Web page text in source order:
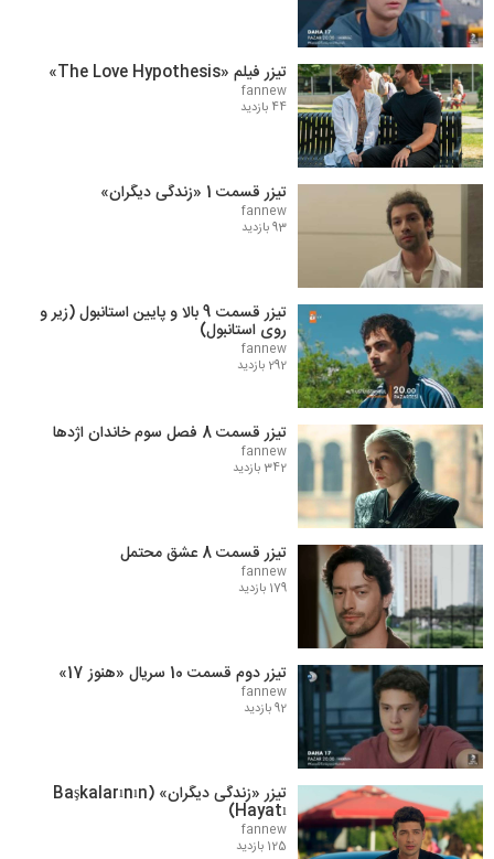
تیزر فیلم «The Love Hypothesis»
fannew
44 بازدید
تیزر قسمت 1 «زندگی دیگران»
fannew
93 بازدید
تیزر قسمت 9 بالا و پایین استانبول (زیر و
روی استانبول)
fannew
292 بازدید
تیزر قسمت 8 فصل سوم خاندان اژدها
fannew
342 بازدید
تیزر قسمت 8 عشق محتمل
fannew
179 بازدید
تیزر دوم قسمت 10 سریال «هنوز 17»
fannew
92 بازدید
تیزر «زندگی دیگران» (Başkalarının
Hayatı)
fannew
125 بازدید